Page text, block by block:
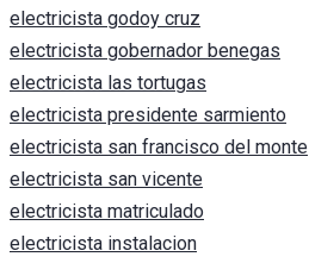
electricista godoy cruz
electricista gobernador benegas
electricista las tortugas
electricista presidente sarmiento
electricista san francisco del monte
electricista san vicente
electricista matriculado
electricista instalacion